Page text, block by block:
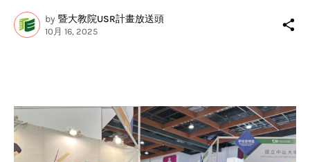
by 暨大教院USR計畫放送頭
10月 16, 2025